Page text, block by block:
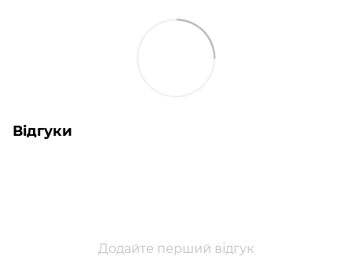
Відгуки
Додайте перший відгук